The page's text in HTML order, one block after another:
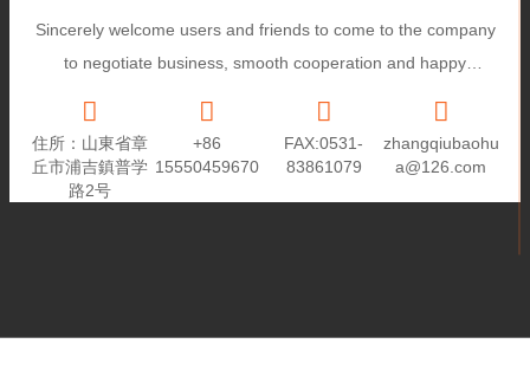
Sincerely welcome users and friends to come to the company
to negotiate business, smooth cooperation and happy
住所：山東省章
丘市浦吉鎮普学
路2号
+86
15550459670
FAX:0531-
83861079
zhangqiubaohu
a@126.com